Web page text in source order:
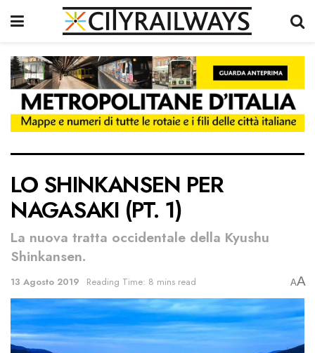
LO SHINKANSEN PER
NAGASAKI (PT. 1)
La nuova tratta occidentale della Kyushu
Shinkansen.
13 Agosto 2019 Reading Time: 8 mins read AA